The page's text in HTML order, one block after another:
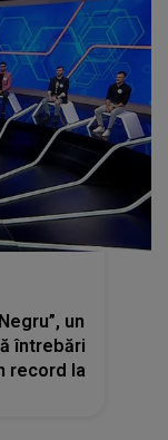
un
întrebări
record la